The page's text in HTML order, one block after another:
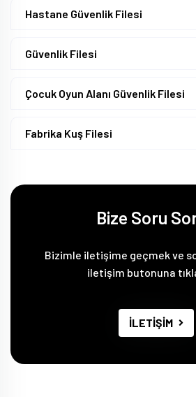
Hastane Güvenlik Filesi
Güvenlik Filesi
Çocuk Oyun Alanı Güvenlik Filesi
Fabrika Kuş Filesi
Bize Soru
Bizimle iletişime geçmek ve
iletişim butonuna
İLETİŞİM